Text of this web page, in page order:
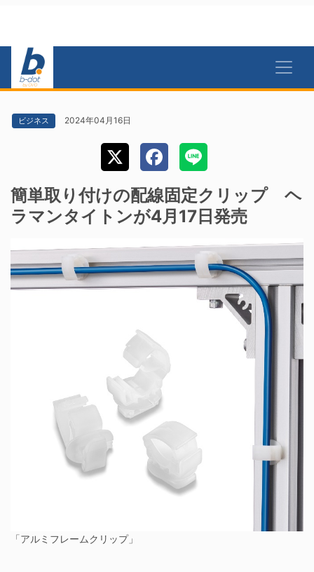
ビジネス 2024年04月16日
簡単取り付けの配線固定クリップ ヘ
ラマンタイトンが4月17日発売
「アルミフレームクリップ」